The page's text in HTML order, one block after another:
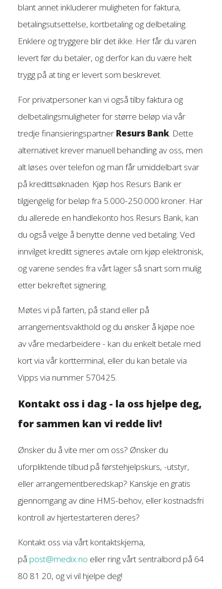
blant annet inkluderer muligheten for faktura,
betalingsutsettelse, kortbetaling og delbetaling.
Enklere og tryggere blir det ikke. Her får du varen
levert før du betaler, og derfor kan du være helt
trygg på at ting er levert som beskrevet.
For privatpersoner kan vi også tilby faktura og
delbetalingsmuligheter for større beløp via vår
tredje finansieringspartner Resurs Bank. Dette
alternativet krever manuell behandling av oss, men
alt løses over telefon og man får umiddelbart svar
på kredittsøknaden. Kjøp hos Resurs Bank er
tilgjengelig for beløp fra 5.000-250.000 kroner. Har
du allerede en handlekonto hos Resurs Bank, kan
du også velge å benytte denne ved betaling. Ved
innvilget kreditt signeres avtale om kjøp elektronisk,
og varene sendes fra vårt lager så snart som mulig
etter bekreftet signering.
Møtes vi på farten, på stand eller på
arrangementsvakthold og du ønsker å kjøpe noe
av våre medarbeidere - kan du enkelt betale med
kort via vår kortterminal, eller du kan betale via
Vipps via nummer 570425.
Kontakt oss i dag - la oss hjelpe deg,
for sammen kan vi redde liv!
Ønsker du å vite mer om oss? Ønsker du
uforpliktende tilbud på førstehjelpskurs, -utstyr,
eller arrangementberedskap? Kanskje en gratis
gjennomgang av dine HMS-behov, eller kostnadsfri
kontroll av hjertestarteren deres?
Kontakt oss via vårt kontaktskjema,
på post@medix.no eller ring vårt sentralbord på 64
80 81 20, og vi vil hjelpe deg!